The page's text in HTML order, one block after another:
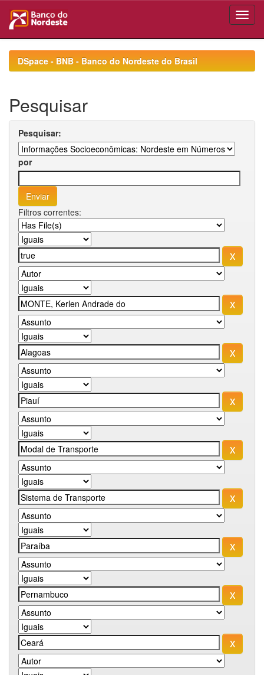
navigationDSpace - BNB - Banco do Nordeste do Brasil
Pesquisar
Pesquisar:
por
Filtros correntes: